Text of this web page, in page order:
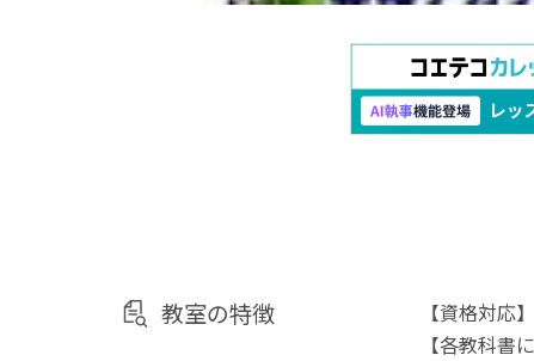
教室の特徴
【資格対応
【各教科書